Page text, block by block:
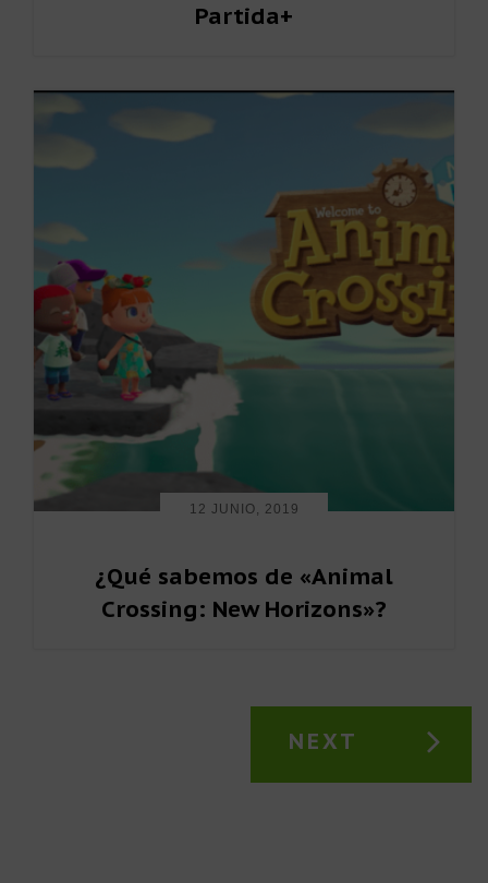
Partida+
12 JUNIO, 2019
¿Qué sabemos de «Animal
Crossing: New Horizons»?
NEXT